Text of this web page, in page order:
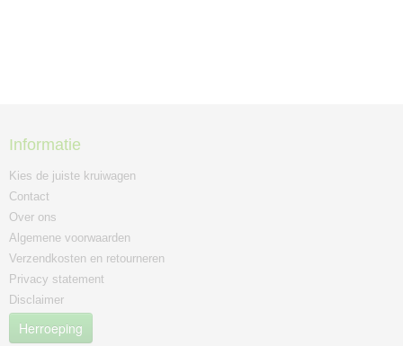
Informatie
Kies de juiste kruiwagen
Contact
Over ons
Algemene voorwaarden
Verzendkosten en retourneren
Privacy statement
Disclaimer
Herroeping